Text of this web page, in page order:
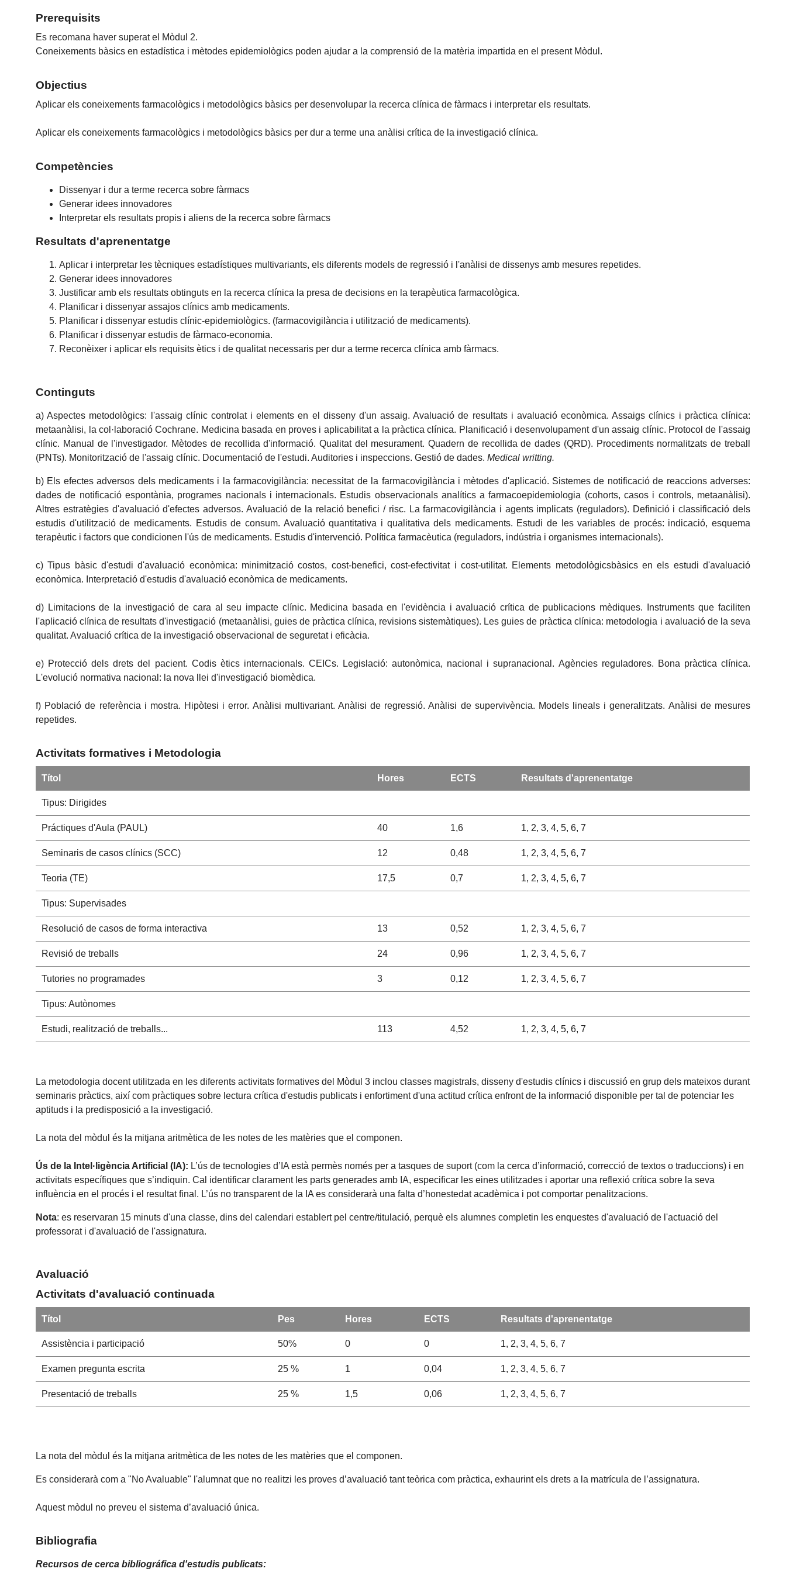
Prerequisits
Es recomana haver superat el Mòdul 2.
Coneixements bàsics en estadística i mètodes epidemiològics poden ajudar a la comprensió de la matèria impartida en el present Mòdul.
Objectius
Aplicar els coneixements farmacològics i metodològics bàsics per desenvolupar la recerca clínica de fàrmacs i interpretar els resultats.
Aplicar els coneixements farmacològics i metodològics bàsics per dur a terme una anàlisi crítica de la investigació clínica.
Competències
Dissenyar i dur a terme recerca sobre fàrmacs
Generar idees innovadores
Interpretar els resultats propis i aliens de la recerca sobre fàrmacs
Resultats d'aprenentatge
Aplicar i interpretar les tècniques estadístiques multivariants, els diferents models de regressió i l'anàlisi de dissenys amb mesures repetides.
Generar idees innovadores
Justificar amb els resultats obtinguts en la recerca clínica la presa de decisions en la terapèutica farmacològica.
Planificar i dissenyar assajos clínics amb medicaments.
Planificar i dissenyar estudis clínic-epidemiològics. (farmacovigilància i utilització de medicaments).
Planificar i dissenyar estudis de fàrmaco-economia.
Reconèixer i aplicar els requisits ètics i de qualitat necessaris per dur a terme recerca clínica amb fàrmacs.
Continguts
a) Aspectes metodològics: l'assaig clínic controlat i elements en el disseny d'un assaig. Avaluació de resultats i avaluació econòmica. Assaigs clínics i pràctica clínica:
metaanàlisi, la col·laboració Cochrane. Medicina basada en proves i aplicabilitat a la pràctica clínica. Planificació i desenvolupament d'un assaig clínic. Protocol de l'assaig
clínic. Manual de l'investigador. Mètodes de recollida d'informació. Qualitat del mesurament. Quadern de recollida de dades (QRD). Procediments normalitzats de treball
(PNTs). Monitorització de l'assaig clínic. Documentació de l'estudi. Auditories i inspeccions. Gestió de dades.Medical writting.
b) Els efectes adversos dels medicaments i la farmacovigilància: necessitat de la farmacovigilància i mètodes d'aplicació. Sistemes de notificació de reaccions adverses:
dades de notificació espontània, programes nacionals i internacionals. Estudis observacionals analítics a farmacoepidemiologia (cohorts, casos i controls, metaanàlisi).
Altres estratègies d'avaluació d'efectes adversos. Avaluació de la relació benefici / risc. La farmacovigilància i agents implicats (reguladors). Definició i classificació dels
estudis d'utilització de medicaments. Estudis de consum. Avaluació quantitativa i qualitativa dels medicaments. Estudi de les variables de procés: indicació, esquema
terapèutic i factors que condicionen l'ús de medicaments. Estudis d'intervenció. Política farmacèutica (reguladors, indústria i organismes internacionals).
c) Tipus bàsic d'estudi d'avaluació econòmica: minimització costos, cost-benefici, cost-efectivitat i cost-utilitat. Elements metodològicsbàsics en els estudi d'avaluació
econòmica. Interpretació d'estudis d'avaluació econòmica de medicaments.
d) Limitacions de la investigació de cara al seu impacte clínic. Medicina basada en l'evidència i avaluació crítica de publicacions mèdiques. Instruments que faciliten
l'aplicació clínica de resultats d'investigació (metaanàlisi, guies de pràctica clínica, revisions sistemàtiques). Les guies de pràctica clínica: metodologia i avaluació de la seva
qualitat. Avaluació crítica de la investigació observacional de seguretat i eficàcia.
e) Protecció dels drets del pacient. Codis ètics internacionals. CEICs. Legislació: autonòmica, nacional i supranacional. Agències reguladores. Bona pràctica clínica.
L'evolució normativa nacional: la nova llei d'investigació biomèdica.
f) Població de referència i mostra. Hipòtesi i error. Anàlisi multivariant. Anàlisi de regressió. Anàlisi de supervivència. Models lineals i generalitzats. Anàlisi de mesures
repetides.
Activitats formatives i Metodologia
Títol Hores ECTS Resultats d'aprenentatge
Tipus: Dirigides
Práctiques d'Aula (PAUL) 40 1,6 1, 2, 3, 4, 5, 6, 7
Seminaris de casos clínics (SCC) 12 0,48 1, 2, 3, 4, 5, 6, 7
Teoria (TE) 17,5 0,7 1, 2, 3, 4, 5, 6, 7
Tipus: Supervisades
Resolució de casos de forma interactiva 13 0,52 1, 2, 3, 4, 5, 6, 7
Revisió de treballs 24 0,96 1, 2, 3, 4, 5, 6, 7
Tutories no programades 3 0,12 1, 2, 3, 4, 5, 6, 7
Tipus: Autònomes
Estudi, realització de treballs... 113 4,52 1, 2, 3, 4, 5, 6, 7
La metodologia docent utilitzada en les diferents activitats formatives del Mòdul 3 inclou classes magistrals, disseny d'estudis clínics i discussió en grup dels mateixos durant
seminaris pràctics, així com pràctiques sobre lectura crítica d'estudis publicats i enfortiment d'una actitud crítica enfront de la informació disponible per tal de potenciar les
aptituds i la predisposició a la investigació.
La nota del mòdul és la mitjana aritmètica de les notes de les matèries que el componen.
Ús de la Intel·ligència Artificial (IA): L’ús de tecnologies d’IA està permès només per a tasques de suport (com la cerca d’informació, correcció de textos o traduccions) i en
activitats específiques que s’indiquin. Cal identificar clarament les parts generades amb IA, especificar les eines utilitzades i aportar una reflexió crítica sobre la seva
influència en el procés i el resultat final. L’ús no transparent de la IA es considerarà una falta d’honestedat acadèmica i pot comportar penalitzacions.
Nota: es reservaran 15 minuts d'una classe, dins del calendari establert pel centre/titulació, perquè els alumnes completin les enquestes d'avaluació de l'actuació del
professorat i d'avaluació de l'assignatura.
Avaluació
Activitats d'avaluació continuada
Títol Pes Hores ECTS Resultats d'aprenentatge
Assistència i participació 50% 0 0 1, 2, 3, 4, 5, 6, 7
Examen pregunta escrita 25 % 1 0,04 1, 2, 3, 4, 5, 6, 7
Presentació de treballs 25 % 1,5 0,06 1, 2, 3, 4, 5, 6, 7
La nota del mòdul és la mitjana aritmètica de les notes de les matèries que el componen.
Es considerarà com a "No Avaluable" l'alumnat que no realitzi les proves d’avaluació tant teòrica com pràctica, exhaurint els drets a la matrícula de l’assignatura.
Aquest mòdul no preveu el sistema d’avaluació única.
Bibliografia
Recursos de cerca bibliográfica d'estudis publicats: